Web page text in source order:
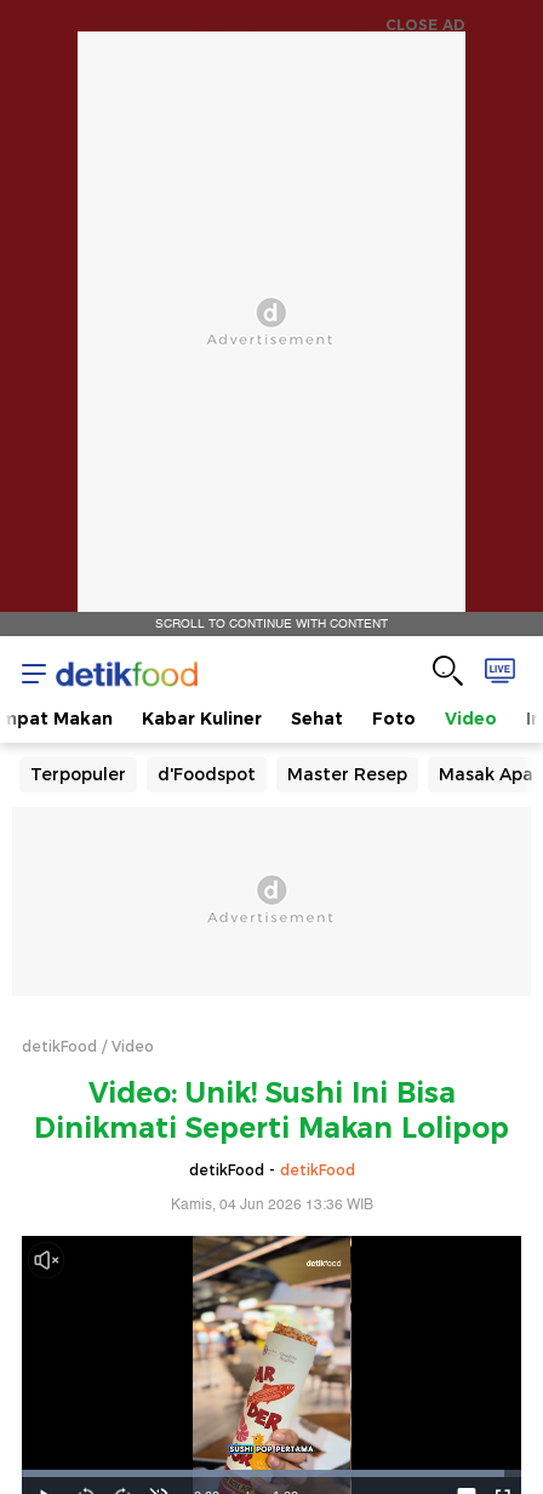
CLOSE AD
SCROLL TO CONTINUE WITH CONTENT
Makan Kabar Kuliner Sehat Foto Video
Terpopuler d'Foodspot Master Resep Masak Apa
detikFood Video
Video: Unik! Sushi Ini Bisa
Dinikmati Seperti Makan Lolipop
detikFood - detikFood
Kamis, 04 Jun 2026 13:36 WIB